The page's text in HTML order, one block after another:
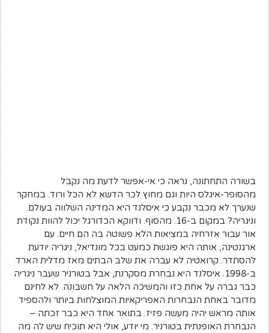
בשורה התחתונה, נראה כי אי-אפשר לדעת מה נקבל
מהסופר-איגלס היות וגם מחוץ לכר הדשא לא הכל ורוד. במחקר
שנערך לא מכבר נקבע כי איסלנד היא המדינה השלווה בעולם.
וניגריה? במקום ב-16. מהסוף. ודווקא הכדורגל יכול להוות נקודת
אור עבור אזרחיה במציאות הלא פשוטה בה הם חיים. עם
ארגנטינה, אותה היא פוגשת כמעט בכל מונדיאל, ניגריה יודעת
להסתדר. קרואטיה לא עברה את שלב הבתים מאז מדלית הארד
ב-1998. איסלנד היא נבחרת מסקרנת, אבל בטורניר שעבר ניגריה
כבר גברה על אחת כזו והמשיכה הלאה על חשבונה. לא לחינם
מדובר באחת הנבחרות האפריקאיות המוצלחות ביותר ולהספיד
אותה מראש יהיה מעשה פזיז. בתואר אחד היא כבר זכתה –
הנבחרת האופנתית בטורניר. מי יודע, אולי היא תוכיח שיש לה מה